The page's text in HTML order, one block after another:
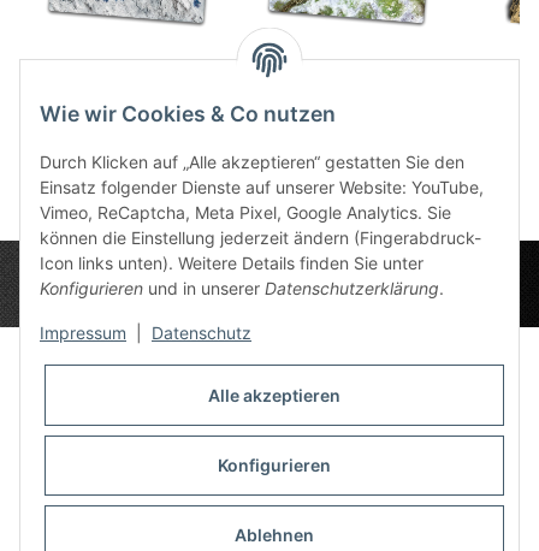
Grim North 6x4 Snow Valley 6x4
Datenschutz-Einstellungen
Wie wir Cookies & Co nutzen
Durch Klicken auf „Alle akzeptieren“ gestatten Sie den
Einsatz folgender Dienste auf unserer Website: YouTube,
Vimeo, ReCaptcha, Meta Pixel, Google Analytics. Sie
können die Einstellung jederzeit ändern (Fingerabdruck-
Icon links unten). Weitere Details finden Sie unter
Konfigurieren und in unserer Datenschutzerklärung.
Impressum Datenschutz
Alle akzeptieren
Konfigurieren
Ablehnen